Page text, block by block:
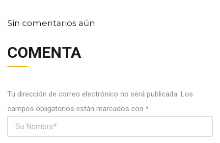
Sin comentarios aún
COMENTA
Tu dirección de correo electrónico no será publicada. Los
campos obligatorios están marcados con *